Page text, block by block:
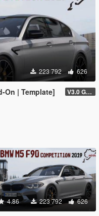
223 792 626
On | Template] V3.0 GTAV licence plate
4.86 223 792 626